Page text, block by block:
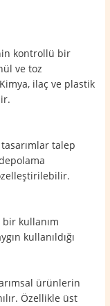
kontrollü bir
ve toz
ilaç ve plastik
talep
kullanım
kullanıldığı
ürünlerin
Özellikle üst